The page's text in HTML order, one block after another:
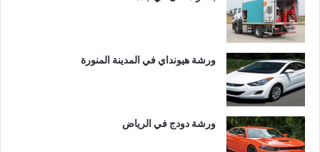
ورشة هيونداي في المدينة المنورة
ورشة دودج في الرياض